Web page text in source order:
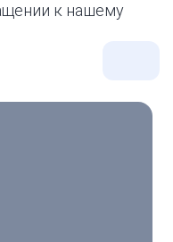
к нашему